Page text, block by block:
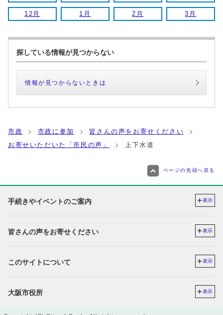
12月 1月 2月 3月
探している情報が見つからない
情報が見つからないときは
市政 市政に参加
皆さんの声をお寄せください
お寄せいただいた「市民の声」
上下水道
ページの先頭へ戻る
手続きやイベントのご案内 表示
皆さんの声をお寄せください 表示
このサイトについて 表示
大阪市役所 表示